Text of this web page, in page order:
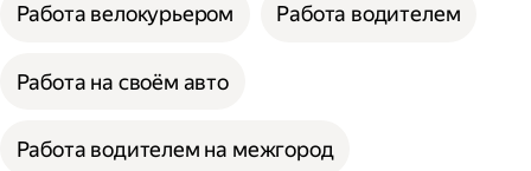
Работа велокурьером Работа водителем
Работа на своём авто
Работа водителем на межгород